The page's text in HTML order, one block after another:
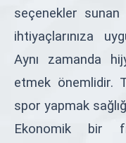
seçenekler
ihtiyaçlarınıza
Aynı zamanda
etmek önemlidir.
spor yapmak
Ekonomik bir